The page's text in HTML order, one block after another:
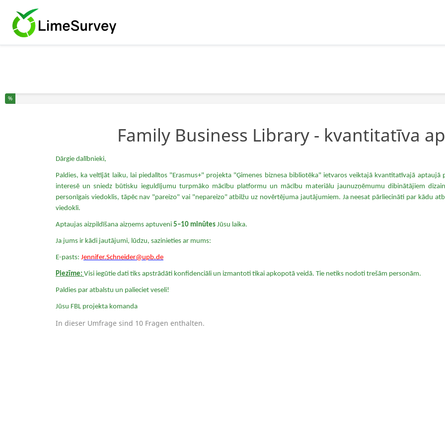
Sie haben % dieser Umfrage fertiggestellt.
%
Family Business Library - kvantitatīva
Dārgie dalībnieki,
Paldies, ka veltījāt laiku, lai piedalītos "Erasmus+" projekta "Ģimenes biznesa bibliotēka" ietvaros veiktajā kvantitatīvajā
interesē un sniedz būtisku ieguldījumu turpmāko mācību platformu un mācību materiālu jaunuzņēmumu dibinātājiem
personīgais viedoklis, tāpēc nav "pareizo" vai "nepareizo" atbilžu uz novērtējuma jautājumiem. Ja neesat pārliecināti par kādu
viedokli.
Aptaujas aizpildīšana aizņems aptuveni 5–10 minūtes Jūsu laika.
Ja jums ir kādi jautājumi, lūdzu, sazinieties ar mums:
E-pasts: Jennifer.Schneider@upb.de
Piezīme: Visi iegūtie dati tiks apstrādāti konfidenciāli un izmantoti tikai apkopotā veidā. Tie netiks nodoti trešām personām.
Paldies par atbalstu un palieciet veseli!
Jūsu FBL projekta komanda
In dieser Umfrage sind 10 Fragen enthalten.